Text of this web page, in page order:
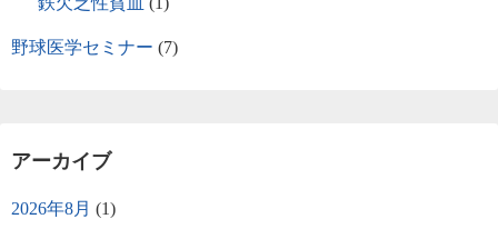
野球医学セミナー (7)
アーカイブ
2026年8月 (1)